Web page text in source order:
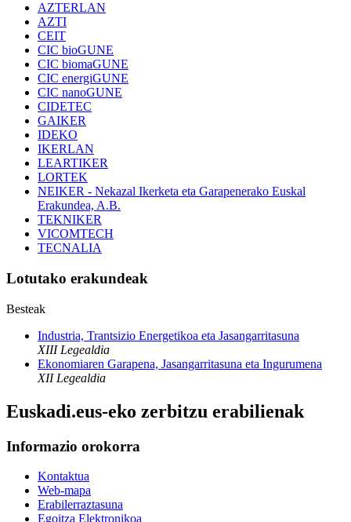
AZTERLAN
AZTI
CEIT
CIC bioGUNE
CIC biomaGUNE
CIC energiGUNE
CIC nanoGUNE
CIDETEC
GAIKER
IDEKO
IKERLAN
LEARTIKER
LORTEK
NEIKER - Nekazal Ikerketa eta Garapenerako Euskal
Erakundea, A.B.
TEKNIKER
VICOMTECH
TECNALIA
Lotutako erakundeak
Besteak
Industria, Trantsizio Energetikoa eta Jasangarritasuna
XIII Legealdia
Ekonomiaren Garapena, Jasangarritasuna eta Ingurumena
XII Legealdia
Euskadi.eus-eko zerbitzu erabilienak
Informazio orokorra
Kontaktua
Web-mapa
Erabilerraztasuna
Egoitza Elektronikoa